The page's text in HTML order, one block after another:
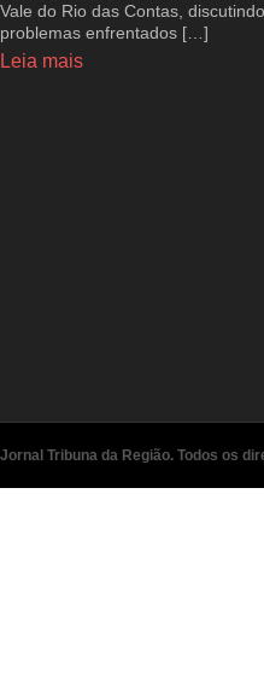
Vale do Rio das Contas,
problemas enfrentados […]
Leia mais
Jornal Tribuna da Região. Todos os